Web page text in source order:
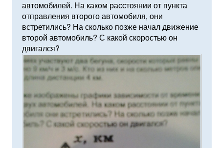
автомобилей. На каком расстоянии от пункта
отправления второго автомобиля, они
встретились? На сколько позже начал движение
второй автомобиль? С какой скоростью он
двигался?